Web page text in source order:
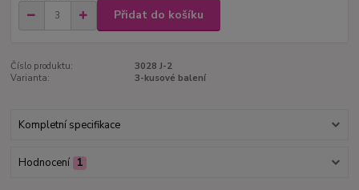
Přidat do košíku
Číslo produktu:
3028 J-2
Varianta:
3-kusové balení
Kompletní specifikace
Hodnocení 1